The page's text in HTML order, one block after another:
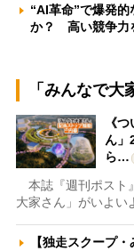
“AI革命”で爆発
か？ 高い競争力
「みんなで
《
ん」
ら…
本誌『週刊ポスト
大家さん」がいよい
【独走スクープ